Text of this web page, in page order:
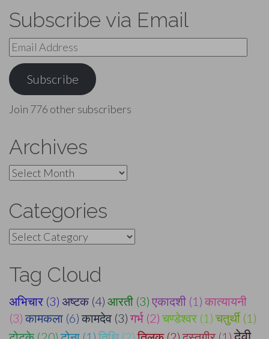
Subscribe via Email
Email
Address
Subscribe
Join 776 other subscribers
Archives
Archives
Categories
Categories
Tag Cloud
अभिचार (3) अष्टक (4) आरती (3) एकादशी (1) कात्यायनी
(3) कामकला (6) कामदेव (3) गर्भ (2) चण्डेश्वर (1) चतुर्थी (1)